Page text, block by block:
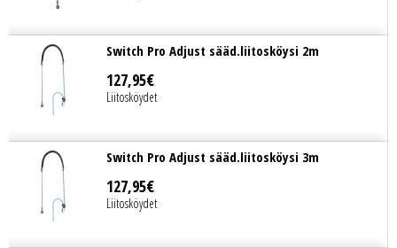
Switch Pro Adjust sääd.liitosköysi 2m
127,95€
Liitosköydet
Switch Pro Adjust sääd.liitosköysi 3m
127,95€
Liitosköydet